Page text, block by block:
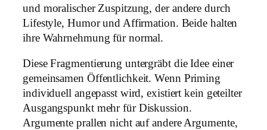
und moralischer Zuspitzung, der andere durch
Lifestyle, Humor und Affirmation. Beide halten
ihre Wahrnehmung für normal.
Diese Fragmentierung untergräbt die Idee einer
gemeinsamen Öffentlichkeit. Wenn Priming
individuell angepasst wird, existiert kein geteilter
Ausgangspunkt mehr für Diskussion.
Argumente prallen nicht auf andere Argumente,